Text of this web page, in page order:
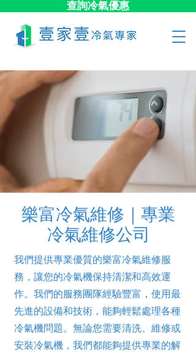
查詢冷氣優惠
樂富冷氣維修｜專業
冷氣維修公司
我們提供專業優質的樂富冷氣維修服
務，讓您的冷氣機保持清潔和高效運
作。我們的服務團隊經驗豐富，使用最
先進的設備和技術，能夠輕鬆處理各種
冷氣機問題。無論您需要清洗、維修或
安裝冷氣機，我們都能夠提供專業的解